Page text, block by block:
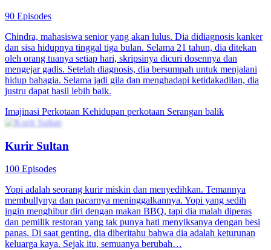
90 Episodes
Chindra, mahasiswa senior yang akan lulus. Dia didiagnosis kanker
dan sisa hidupnya tinggal tiga bulan. Selama 21 tahun, dia ditekan
oleh orang tuanya setiap hari, skripsinya dicuri dosennya dan
mengejar gadis. Setelah diagnosis, dia bersumpah untuk menjalani
hidup bahagia. Selama jadi gila dan menghadapi ketidakadilan, dia
justru dapat hasil lebih baik.
Imajinasi Perkotaan Kehidupan perkotaan Serangan balik
Kurir Sultan
100 Episodes
Yopi adalah seorang kurir miskin dan menyedihkan. Temannya
membullynya dan pacarnya meninggalkannya. Yopi yang sedih
ingin menghibur diri dengan makan BBQ, tapi dia malah diperas
dan pemilik restoran yang tak punya hati menyiksanya dengan besi
panas. Di saat genting, dia diberitahu bahwa dia adalah keturunan
keluarga kaya. Sejak itu, semuanya berubah…